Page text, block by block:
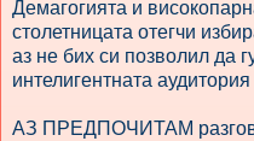
Демагогията и
столетницата отегчи
аз не бих си позволил да
интелигентната
АЗ ПРЕДПОЧИТАМ